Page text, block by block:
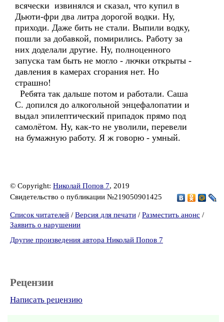
всячески извинялся и сказал, что купил в
Дьюти-фри два литра дорогой водки. Ну,
приходи. Даже бить не стали. Выпили водку,
пошли за добавкой, помирились. Работу за
них доделали другие. Ну, полноценного
запуска там быть не могло - лючки открыты -
давления в камерах сгорания нет. Но
страшно!
Ребята так дальше потом и работали. Саша
С. допился до алкогольной энцефалопатии и
выдал эпилептический припадок прямо под
самолётом. Ну, как-то не уволили, перевели
на бумажную работу. Я ж говорю - умный.
© Copyright: Николай Попов 7, 2019
Свидетельство о публикации №219050901425
Список читателей / Версия для печати / Разместить анонс /
Заявить о нарушении
Другие произведения автора Николай Попов 7
Рецензии
Написать рецензию